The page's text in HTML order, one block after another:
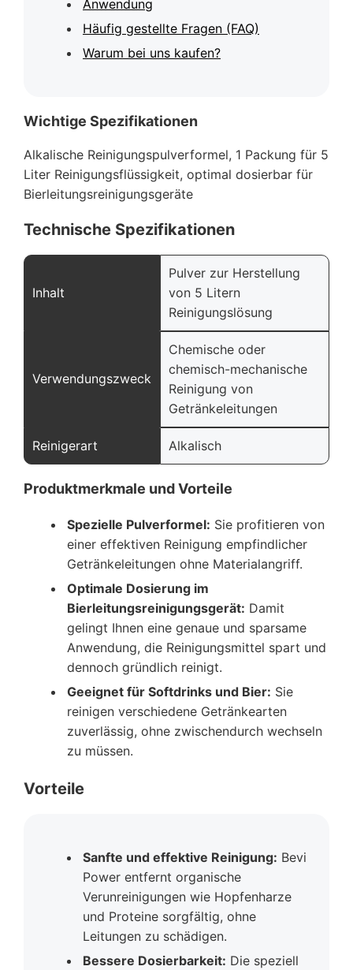
Anwendung
Häufig gestellte Fragen (FAQ)
Warum bei uns kaufen?
Wichtige Spezifikationen
Alkalische Reinigungspulverformel, 1 Packung für 5
Liter Reinigungsflüssigkeit, optimal dosierbar für
Bierleitungsreinigungsgeräte
Technische Spezifikationen
Inhalt
Pulver zur Herstellung
von 5 Litern
Reinigungslösung
Verwendungszweck
Chemische oder
chemisch-mechanische
Reinigung von
Getränkeleitungen
Reinigerart Alkalisch
Produktmerkmale und Vorteile
Spezielle Pulverformel: Sie profitieren von
einer effektiven Reinigung empfindlicher
Getränkeleitungen ohne Materialangriff.
Optimale Dosierung im
Bierleitungsreinigungsgerät: Damit
gelingt Ihnen eine genaue und sparsame
Anwendung, die Reinigungsmittel spart und
dennoch gründlich reinigt.
Geeignet für Softdrinks und Bier: Sie
reinigen verschiedene Getränkearten
zuverlässig, ohne zwischendurch wechseln
zu müssen.
Vorteile
Sanfte und effektive Reinigung: Bevi
Power entfernt organische
Verunreinigungen wie Hopfenharze
und Proteine sorgfältig, ohne
Leitungen zu schädigen.
Bessere Dosierbarkeit: Die speziell